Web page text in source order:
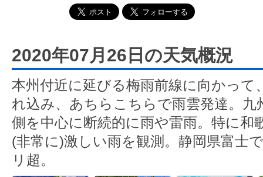
2020年07月26日の天気概況
本州付近に延びる梅雨前線に向かって
れ込み、あちらこちらで雨雲発達。九
側を中心に断続的に雨や雷雨。特に和
(非常に)激しい雨を観測。静岡県富士
リ超。